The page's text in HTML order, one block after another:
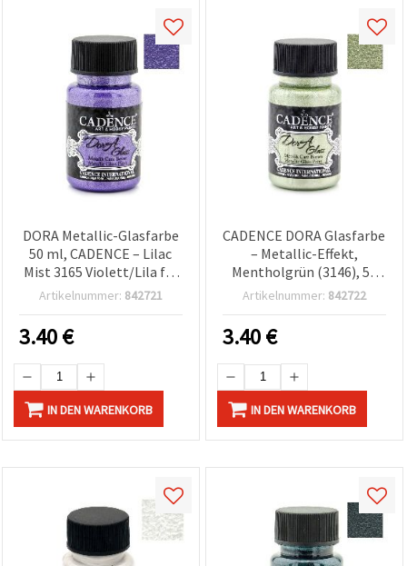
DORA Metallic-Glasfarbe
50 ml, CADENCE – Lilac
Mist 3165 Violett/Lila für
Glas, Spiegel & dekorative
Artikelnummer: 842721
3.40€
IN DEN WARENKORB
CADENCE DORA Glasfarbe
– Metallic-Effekt,
Mentholgrün (3146), 50
ml | Für Glasoberflächen,
Projekte
Artikelnummer: 842722
3.40€
IN DEN WARENKORB